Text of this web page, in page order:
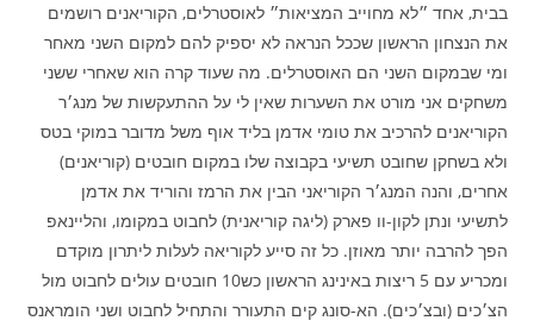
בבית, אחד ״לא מחוייב המציאות״ לאוסטרלים, הקוריאנים רושמים
את הנצחון הראשון שככל הנראה לא יספיק להם למקום השני מאחר
ומי שבמקום השני הם האוסטרלים. מה שעוד קרה הוא שאחרי ששני
משחקים אני מורט את השערות שאין לי על ההתעקשות של מנג׳ר
הקוריאנים להרכיב את טומי אדמן בליד אוף משל מדובר במוקי בטס
ולא בשחקן שחובט תשיעי בקבוצה שלו במקום חובטים (קוריאנים)
אחרים, והנה המנג׳ר הקוריאני הבין את הרמז והוריד את אדמן
לתשיעי ונתן לקון-וו פארק (ליגה קוריאנית) לחבוט במקומו, והליינאפ
הפך להרבה יותר מאוזן. כל זה סייע לקוריאה לעלות ליתרון מוקדם
ומכריע עם 5 ריצות באינינג הראשון כש10 חובטים עולים לחבוט מול
הצ׳כים (ובצ׳כים). הא-סונג קים התעורר והתחיל לחבוט ושני הומראנס